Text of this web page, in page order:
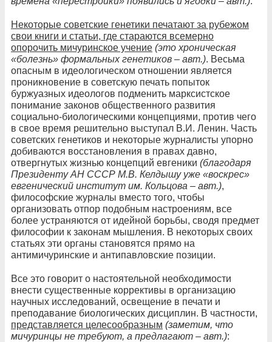
Некоторые советские генетики печатают за рубежом
свои книги и статьи, где стараются всемерно
опорочить мичуринское учение (это хроническая
«болезнь» формальных генетиков – авт.). Весьма
опасным в идеологическом отношении является
проникновение в советскую печать попыток
буржуазных идеологов подменить марксистское
понимание законов общественного развития
социально-биологическими концепциями, против чего
в свое время решительно выступал В.И. Ленин. Часть
советских генетиков и некоторые журналисты упорно
добиваются восстановления в правах давно,
отвергнутых жизнью концепций евгеники (благодаря
Президенту АН СССР М.В. Келдышу уже «воскрес»
евгенический институт им. Кольцова – авт.),
философские журналы вместо того, чтобы
организовать отпор подобным настроениям, все
более устраняются от идейной борьбы, сводя предмет
философии к законам мышления. В некоторых своих
статьях эти органы становятся прямо на
антимичуринские и антипавловские позиции.
Все это говорит о настоятельной необходимости
внести существенные коррективы в организацию
научных исследований, освещение в печати и
преподавание биологических дисциплин. В частности,
представляется целесообразным (заметим, что
мичуринцы не требуют, а предлагают – авт.):